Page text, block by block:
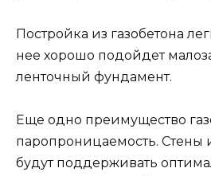
Постройка из газобетона
нее хорошо подойдет
ленточный фундамент.
Еще одно преимущество
паропроницаемость. Стены
будут поддерживать